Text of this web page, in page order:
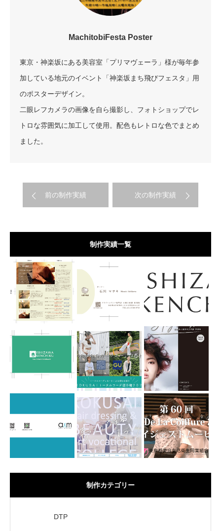
MachitobiFesta Poster
東京・神楽坂にある美容室「プリマヴェーラ」様が毎年参
加している地元のイベント「神楽坂まち飛びフェスタ」用
のポスターデザイン。
二眼レフカメラの画像を自ら撮影し、フォトショップでレ
トロな雰囲気に加工して使用。配色もレトロな色でまとめ
ました。
前の制作実績 次の制作実績
制作実績一覧
制作カテゴリー
DTP